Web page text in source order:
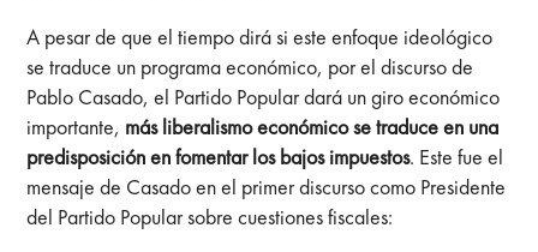
A pesar de que el tiempo dirá si este enfoque ideológico
se traduce un programa económico, por el discurso de
Pablo Casado, el Partido Popular dará un giro económico
importante, más liberalismo económico se traduce en una
predisposición en fomentar los bajos impuestos. Este fue el
mensaje de Casado en el primer discurso como Presidente
del Partido Popular sobre cuestiones fiscales: